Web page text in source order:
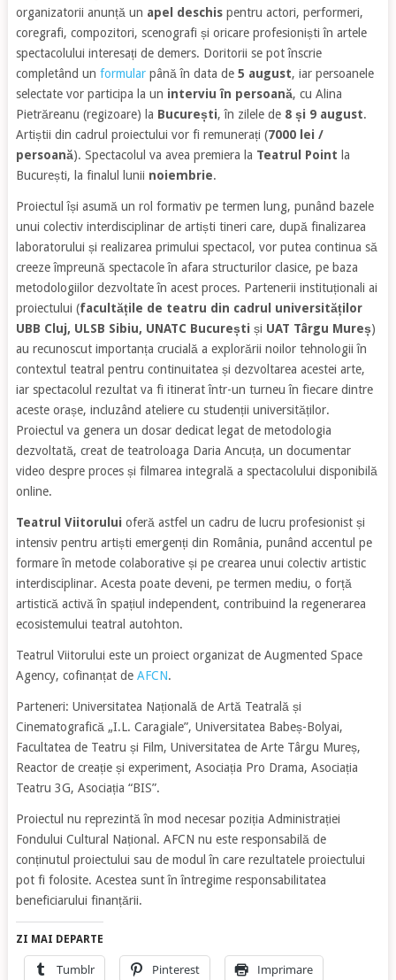
organizatorii anunță un apel deschispentru actori, performeri,
coregrafi, compozitori, scenografi și oricare profesioniști în artele
spectacolului interesați de demers. Doritorii se pot înscrie
completând un formularpână în data de 5 august, iar persoanele
selectate vor participa la un interviu în persoană, cu Alina
Pietrăreanu (regizoare) la București, în zilele de 8 și 9 august.
Artiștii din cadrul proiectului vor fi remunerați (7000 lei /
persoană). Spectacolul va avea premiera la Teatrul Point la
București, la finalul lunii noiembrie.
Proiectul își asumă un rol formativ pe termen lung, punând bazele
unui colectiv interdisciplinar de artiști tineri care, după finalizarea
laboratorului și realizarea primului spectacol, vor putea continua să
creeze împreună spectacole în afara structurilor clasice, pe baza
metodologiilor dezvoltate în acest proces. Partenerii instituționali ai
proiectului (facultățile de teatru din cadrul universităților
UBB Cluj, ULSB Sibiu, UNATC București și UAT Târgu Mureș)
au recunoscut importanța crucială a explorării noilor tehnologii în
contextul teatral pentru continuitatea și dezvoltarea acestei arte,
iar spectacolul rezultat va fi itinerat într-un turneu în fiecare dintre
aceste orașe, incluzând ateliere cu studenții universităților.
Proiectul va genera un dosar dedicat legat de metodologia
dezvoltată, creat de teatroloaga Daria Ancuța, un documentar
video despre proces și filmarea integrală a spectacolului disponibilă
online.
Teatrul Viitorului oferă astfel un cadru de lucru profesionist și
intensiv pentru artiști emergenți din România, punând accentul pe
formare în metode colaborative și pe crearea unui colectiv artistic
interdisciplinar. Acesta poate deveni, pe termen mediu, o forță
artistică activă în spațiul independent, contribuind la regenerarea
ecosistemului teatral autohton.
Teatrul Viitorului este un proiect organizat de Augmented Space
Agency, cofinanțat de AFCN.
Parteneri: Universitatea Națională de Artă Teatrală și
Cinematografică „I.L. Caragiale”, Universitatea Babeș-Bolyai,
Facultatea de Teatru și Film, Universitatea de Arte Târgu Mureș,
Reactor de creație și experiment, Asociația Pro Drama, Asociația
Teatru 3G, Asociația “BIS”.
Proiectul nu reprezintă în mod necesar poziția Administrației
Fondului Cultural Național. AFCN nu este responsabilă de
conținutul proiectului sau de modul în care rezultatele proiectului
pot fi folosite. Acestea sunt în întregime responsabilitatea
beneficiarului finanțării.
ZI MAI DEPARTE
Tumblr Pinterest Imprimare